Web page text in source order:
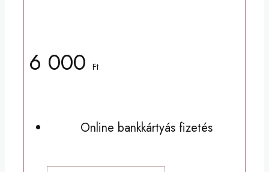
6 000Ft
Online bankkártyás fizetés